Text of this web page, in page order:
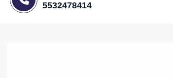
5532478414